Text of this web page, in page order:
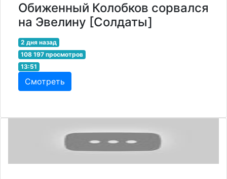
Обиженный Колобков сорвался
на Эвелину [Солдаты]
2 дня назад
108 197 просмотров
13:51
Смотреть